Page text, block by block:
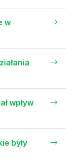
w
wpływ
były